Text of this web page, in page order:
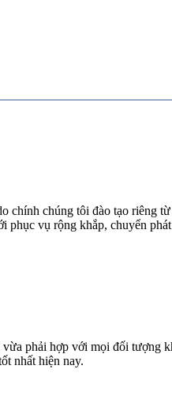
chính chúng tôi đào tạo riêng từ
phục vụ rộng khắp, chuyển
phải hợp với mọi đối tượng
nhất hiện nay.